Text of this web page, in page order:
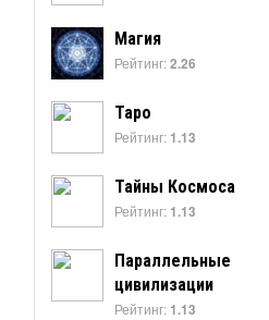
Магия
Рейтинг:2.26
Таро
Рейтинг: 1.13
Тайны Космоса
Рейтинг: 1.13
Параллельные
цивилизации
Рейтинг: 1.13